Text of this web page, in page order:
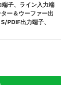
子、ライン入力端
ー＆ウーファー出
PDIF出力端子、